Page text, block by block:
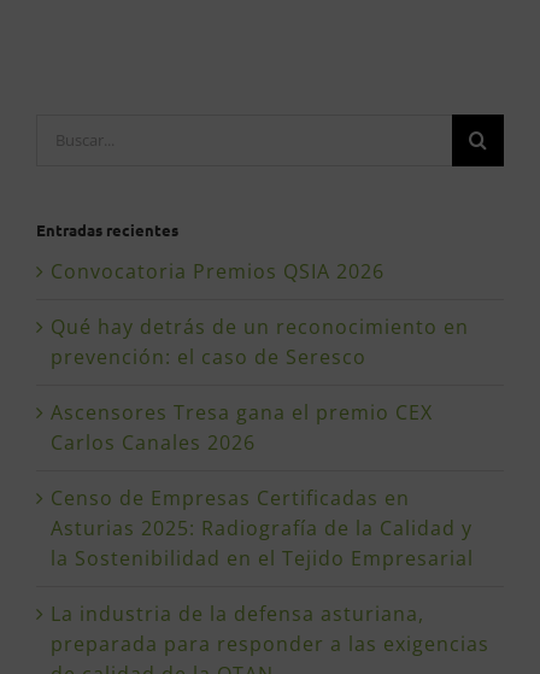
Entradas recientes
Convocatoria Premios QSIA 2026
Qué hay detrás de un reconocimiento en
prevención: el caso de Seresco
Ascensores Tresa gana el premio CEX
Carlos Canales 2026
Censo de Empresas Certificadas en
Asturias 2025: Radiografía de la Calidad y
la Sostenibilidad en el Tejido Empresarial
La industria de la defensa asturiana,
preparada para responder a las exigencias